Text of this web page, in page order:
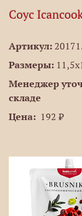
Соус
Артикул:
Размеры:
Менеджер
складе
Цена: 192 ₽